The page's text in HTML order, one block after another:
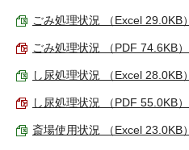
ごみ処理状況 （Excel 29.0KB）
ごみ処理状況 （PDF 74.6KB）
し尿処理状況 （Excel 28.0KB）
し尿処理状況 （PDF 55.0KB）
斎場使用状況 （Excel 23.0KB）